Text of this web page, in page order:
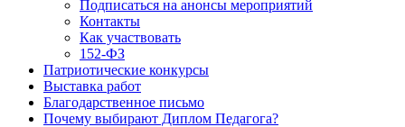
Подписаться на анонсы мероприятий
Контакты
Как участвовать
152-ФЗ
Патриотические конкурсы
Выставка работ
Благодарственное письмо
Почему выбирают Диплом Педагога?